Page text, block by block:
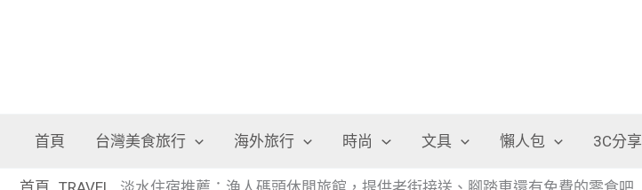
首頁 台灣美食旅行 海外旅行 時尚 文具 懶人包 3C分享